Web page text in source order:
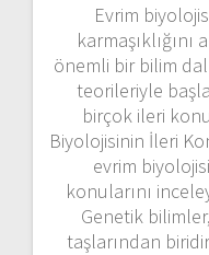
Evrim
karmaşıklığını
önemli bir bilim
teorileriyle
birçok ileri
Biyolojisinin İleri
evrim
konularını
Genetik
taşlarından